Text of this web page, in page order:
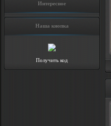
Интересное
Наша кнопка
Получить код